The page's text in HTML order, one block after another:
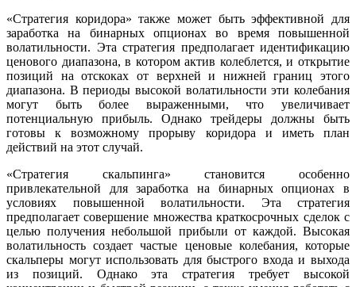
«Стратегия коридора» также может быть эффективной для
заработка на бинарных опционах во время повышенной
волатильности. Эта стратегия предполагает идентификацию
ценового диапазона, в котором актив колеблется, и открытие
позиций на отскоках от верхней и нижней границ этого
диапазона. В периоды высокой волатильности эти колебания
могут быть более выраженными, что увеличивает
потенциальную прибыль. Однако трейдеры должны быть
готовы к возможному прорыву коридора и иметь план
действий на этот случай.
«Стратегия скальпинга» становится особенно
привлекательной для заработка на бинарных опционах в
условиях повышенной волатильности. Эта стратегия
предполагает совершение множества краткосрочных сделок с
целью получения небольшой прибыли от каждой. Высокая
волатильность создает частые ценовые колебания, которые
скальперы могут использовать для быстрого входа и выхода
из позиций. Однако эта стратегия требует высокой